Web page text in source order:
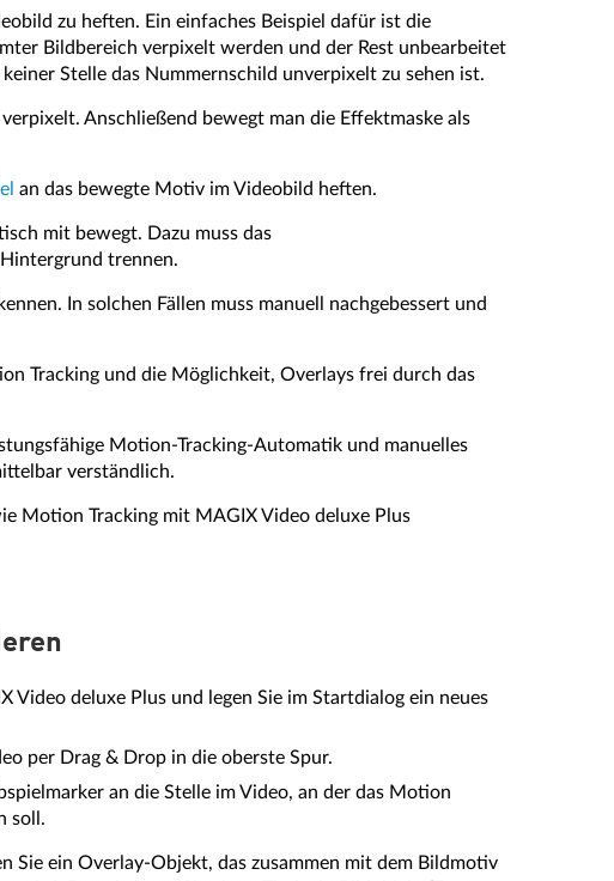
zu heften. Ein einfaches Beispiel dafür ist die
Bildbereich verpixelt werden und der Rest unbearbeitet
Stelle das Nummernschild unverpixelt zu sehen ist.
Anschließend bewegt man die Effektmaske als
an das bewegte Motiv im Videobild heften.
mit bewegt. Dazu muss das
trennen.
In solchen Fällen muss manuell nachgebessert und
Tracking und die Möglichkeit, Overlays frei durch das
Motion-Tracking-Automatik und manuelles
verständlich.
Motion Tracking mit MAGIX Video deluxe Plus
Video deluxe Plus und legen Sie im Startdialog ein neues
per Drag & Drop in die oberste Spur.
an die Stelle im Video, an der das Motion
soll.
Sie ein Overlay-Objekt, das zusammen mit dem Bildmotiv